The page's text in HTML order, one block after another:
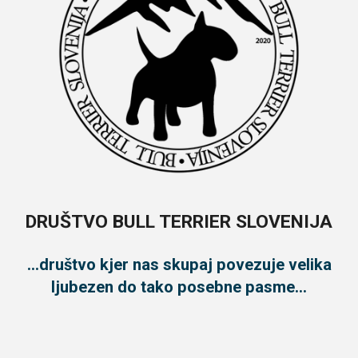
DRUŠTVO BULL TERRIER SLOVENIJA
...društvo kjer nas skupaj povezuje velika
ljubezen do tako posebne pasme...